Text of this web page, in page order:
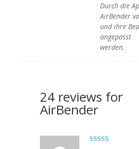
Durch die
AirBender
und ihre
angepasst
werden.
24 reviews for
AirBender